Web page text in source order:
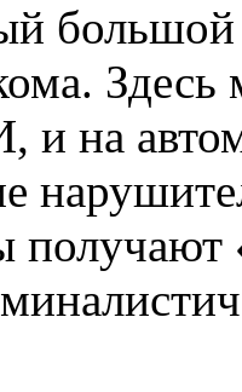
Здесь
и на
получают